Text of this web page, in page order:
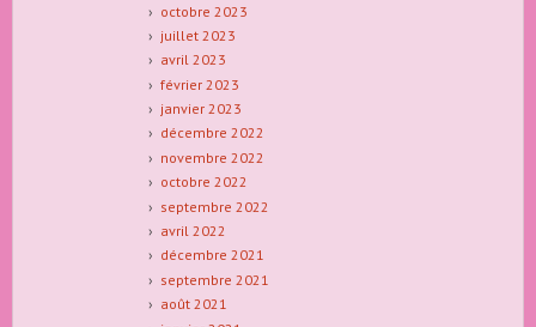
octobre 2023
juillet 2023
avril 2023
février 2023
janvier 2023
décembre 2022
novembre 2022
octobre 2022
septembre 2022
avril 2022
décembre 2021
septembre 2021
août 2021